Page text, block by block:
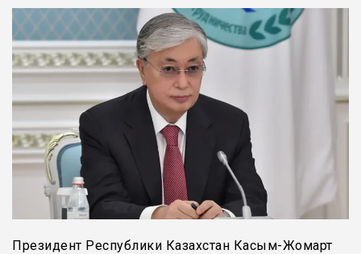
Президент Республики Казахстан Касым-Жомарт